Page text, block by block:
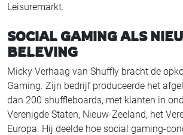
Leisuremarkt.
SOCIAL GAMING ALS
BELEVING
Micky Verhaag van Shuffly bracht de
Gaming. Zijn bedrijf produceerde het
dan 200 shuffleboards, met klanten in
Verenigde Staten, Nieuw-Zeeland, het
Europa. Hij deelde hoe social gaming-